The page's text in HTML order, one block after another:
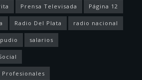
Prensa Televisada Página 12
Radio Del Plata radio nacional
salarios
Profesionales